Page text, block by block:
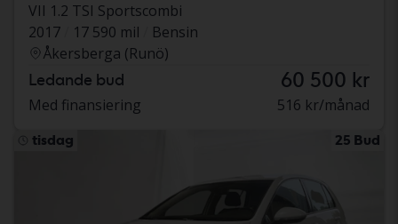
VII 1.2 TSI Sportscombi
2017
17 590 mil
Bensin
Åkersberga (Runö)
Ledande bud 60 500 kr
Med finansiering 516 kr/månad
tisdag 25 Bud